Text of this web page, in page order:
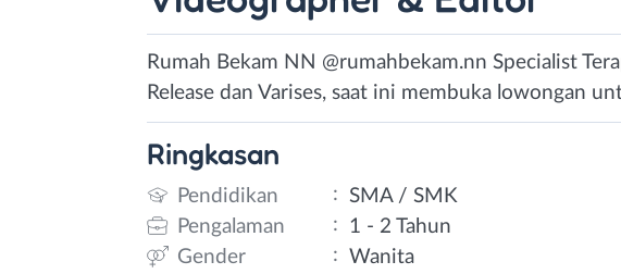
Rumah Bekam NN @rumahbekam.nn Specialist
Release dan Varises, saat ini membuka lowongan
Ringkasan
Pendidikan : SMA / SMK
Pengalaman
:
1 - 2 Tahun
Gender
: Wanita